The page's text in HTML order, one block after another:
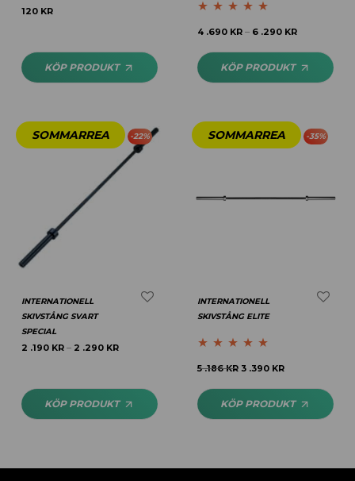
120 KR
KÖP PRODUKT
Betygsatt 4.77
4 .690 KR – 6 .290 KR
KÖP PRODUKT
-22%
INTERNATIONELL
SKIVSTÅNG SVART
SPECIAL
2 .190 KR – 2 .290 KR
KÖP PRODUKT
-35%
INTERNATIONELL
SKIVSTÅNG ELITE
Betygsatt5.00
5 .186KR 3 .390 KR
KÖP PRODUKT